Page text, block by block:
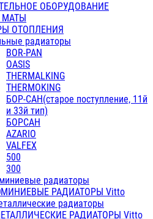
ОБОРУДОВАНИЕ
МАТЫ
ОТОПЛЕНИЯ
радиаторы
BOR-PAN
OASIS
THERMALKING
THERMOKING
БОР-САН(старое поступление, 11й
и 33й тип)
БОРСАН
AZARIO
VALFEX
500
300
радиаторы
РАДИАТОРЫ Vitto
радиаторы
РАДИАТОРЫ Vitto